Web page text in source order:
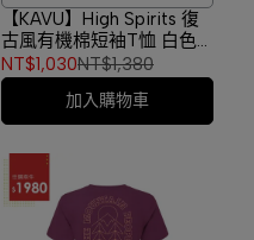
【KAVU】High Spirits 復
古風有機棉短袖T恤 白色
#2243
NT$1,030NT$1,380
加入購物車